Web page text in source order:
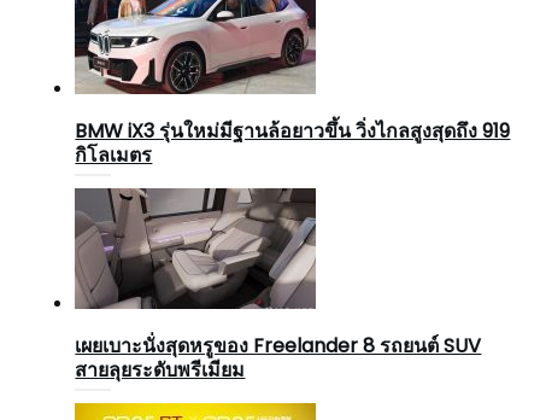
BMW iX3 รุ่นใหม่มีฐานล้อยาวขึ้น วิ่งไกลสูงสุดถึง 919
กิโลเมตร
เผยเบาะนั่งสุดหรูของ Freelander 8 รถยนต์ SUV
สายลุยระดับพรีเมียม